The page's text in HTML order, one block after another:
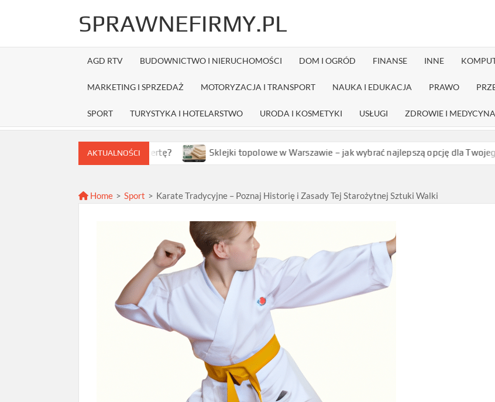
SPRAWNEFIRMY.PL
AGD RTV BUDOWNICTWO I NIERUCHOMOŚCI DOM I OGRÓD FINANSE INNE
MARKETING I SPRZEDAŻ MOTORYZACJA I TRANSPORT NAUKA I EDUKACJA PRAWO
SPORT TURYSTYKA I HOTELARSTWO URODA I KOSMETYKI USŁUGI ZDROWIE I MEDYCYNA
AKTUALNOŚCI
wybrać najlepszą ofertę? Sklejki topolowe w Warszawie – jak wybrać najlepszą opcję dla Twojego projektu?
Home > Sport > Karate Tradycyjne – Poznaj Historię i Zasady Tej Starożytnej Sztuki Walki